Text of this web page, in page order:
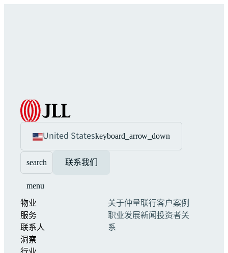
United Stateskeyboard_arrow_down
search 联系我们
menu
物业
服务
联系人
洞察
关于仲量联行客户案例
职业发展新闻投资者关
系